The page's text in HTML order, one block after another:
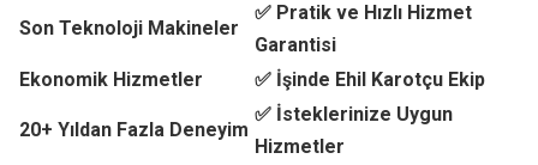
Son Teknoloji Makineler
✅ Pratik ve Hızlı Hizmet
Garantisi
Ekonomik Hizmetler
✅ İşinde Ehil Karotçu Ekip
20+ Yıldan Fazla Deneyim
✅ İsteklerinize Uygun
Hizmetler